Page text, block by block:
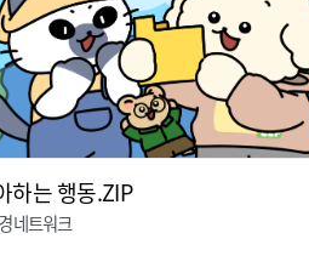
하는 행동.ZIP
네트워크